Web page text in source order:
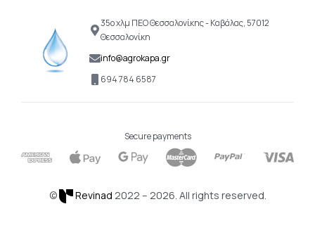
35ο χλμ ΠΕΟ Θεσσαλονίκης - Καβάλας, 57012
Θεσσαλονίκη
info@agrokapa.gr
694 784 6587
© Revinad 2022 – 2026. All rights reserved.
Secure payments